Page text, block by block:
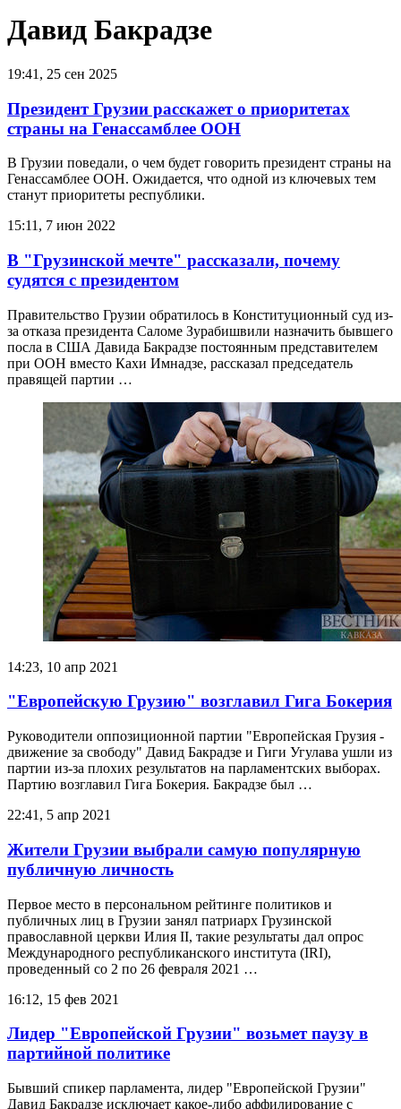
Давид Бакрадзе
19:41, 25 сен 2025
Президент Грузии расскажет о приоритетах
страны на Генассамблее ООН
В Грузии поведали, о чем будет говорить президент страны на
Генассамблее ООН. Ожидается, что одной из ключевых тем
станут приоритеты республики.
15:11, 7 июн 2022
В "Грузинской мечте" рассказали, почему
судятся с президентом
Правительство Грузии обратилось в Конституционный суд из-
за отказа президента Саломе Зурабишвили назначить бывшего
посла в США Давида Бакрадзе постоянным представителем
при ООН вместо Кахи Имнадзе, рассказал председатель
правящей партии …
14:23, 10 апр 2021
"Европейскую Грузию" возглавил Гига Бокерия
Руководители оппозиционной партии "Европейская Грузия -
движение за свободу" Давид Бакрадзе и Гиги Угулава ушли из
партии из-за плохих результатов на парламентских выборах.
Партию возглавил Гига Бокерия. Бакрадзе был …
22:41, 5 апр 2021
Жители Грузии выбрали самую популярную
публичную личность
Первое место в персональном рейтинге политиков и
публичных лиц в Грузии занял патриарх Грузинской
православной церкви Илия II, такие результаты дал опрос
Международного республиканского института (IRI),
проведенный со 2 по 26 февраля 2021 …
16:12, 15 фев 2021
Лидер "Европейской Грузии" возьмет паузу в
партийной политике
Бывший спикер парламента, лидер "Европейской Грузии"
Давид Бакрадзе исключает какое-либо аффилирование с